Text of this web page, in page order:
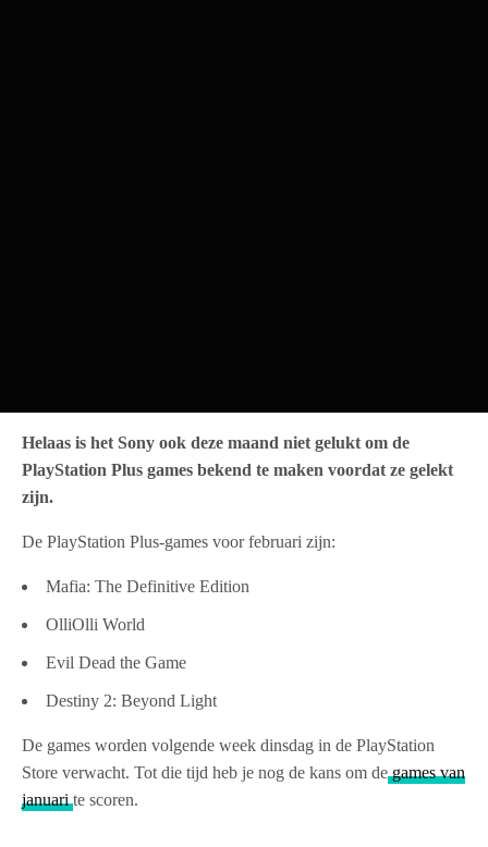
Helaas is het Sony ook deze maand niet gelukt om de
PlayStation Plus games bekend te maken voordat ze gelekt
zijn.
De PlayStation Plus-games voor februari zijn:
Mafia: The Definitive Edition
OlliOlli World
Evil Dead the Game
Destiny 2: Beyond Light
De games worden volgende week dinsdag in de PlayStation
Store verwacht. Tot die tijd heb je nog de kans om degames van
januarite scoren.